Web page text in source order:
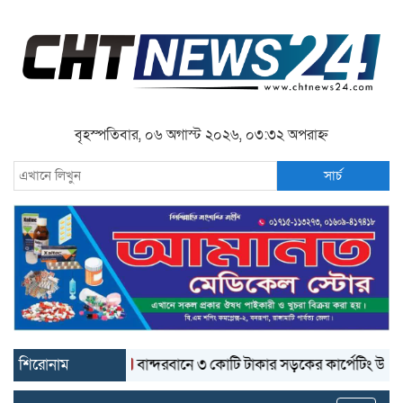
বৃহস্পতিবার, ০৬ অগাস্ট ২০২৬, ০৩:৩২ অপরাহ্ন
সার্চ
শিরোনাম বান্দরবানে ৩ কোটি টাকার সড়কের কার্পেটিং উঠে যাচ্ছে